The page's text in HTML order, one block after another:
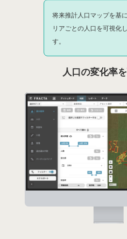
将来推計人口マップを基
リアごとの人口を可視化
す。
人口の変化率